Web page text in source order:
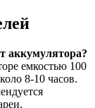
аккумулятора?
емкостью 100
8-10 часов.